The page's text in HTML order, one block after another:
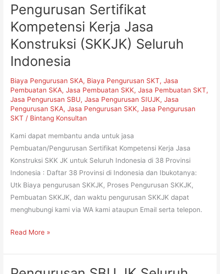
Pengurusan Sertifikat
Kompetensi Kerja Jasa
Konstruksi (SKKJK) Seluruh
Indonesia
Biaya Pengurusan SKA, Biaya Pengurusan SKT,Jasa
Pembuatan SKA,Jasa Pembuatan SKK,Jasa Pembuatan SKT,
Jasa Pengurusan SBU,Jasa Pengurusan SIUJK,Jasa
Pengurusan SKA,Jasa Pengurusan SKK,Jasa Pengurusan
SKT / Bintang Konsultan
Kami dapat membantu anda untuk jasa
Pembuatan/Pengurusan Sertifikat Kompetensi Kerja Jasa
Konstruksi SKK JK untuk Seluruh Indonesia di 38 Provinsi
Indonesia : Daftar 38 Provinsi di Indonesia dan Ibukotanya:
Utk Biaya pengurusan SKKJK, Proses Pengurusan SKKJK,
Pembuatan SKKJK, dan waktu pengurusan SKKJK dapat
menghubungi kami via WA kami ataupun Email serta telepon.
Pengurusan
Sertifikat
Kompetensi
Kerja
Jasa
Konstruksi
(SKKJK)
Seluruh
Indonesia
Read More »
Pengurusan